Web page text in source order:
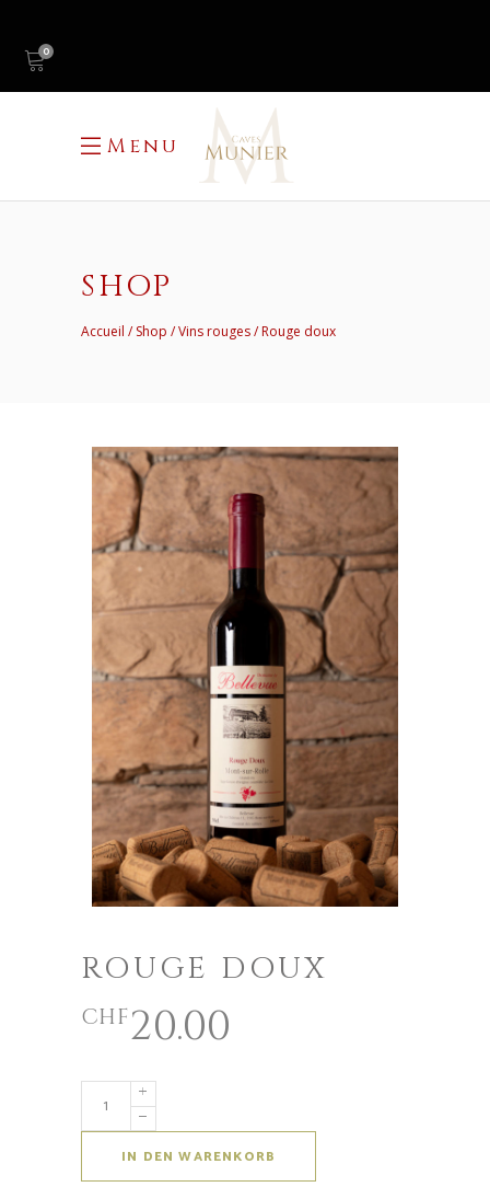
0
Menu
SHOP
Accueil Shop Vins rouges Rouge doux
ROUGE DOUX
CHF20.00
IN DEN WARENKORB